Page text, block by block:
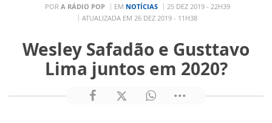
POR A RÁDIO POP EM NOTÍCIAS
25 DEZ 2019 - 22H39
ATUALIZADA EM 26 DEZ 2019 - 11H38
Wesley Safadão e Gusttavo
Lima juntos em 2020?